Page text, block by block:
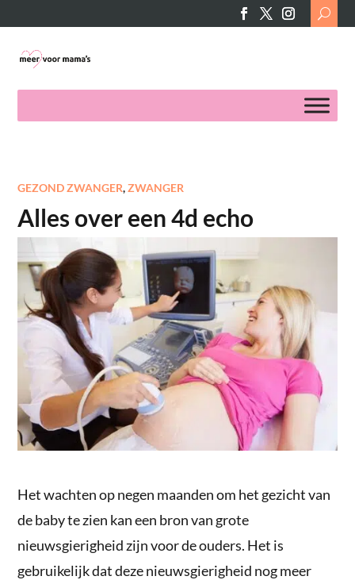
Search
for:
GEZOND ZWANGER,ZWANGER
Alles over een 4d echo
Het wachten op negen maanden om het gezicht van
de baby te zien kan een bron van grote
nieuwsgierigheid zijn voor de ouders. Het is
gebruikelijk dat deze nieuwsgierigheid nog meer